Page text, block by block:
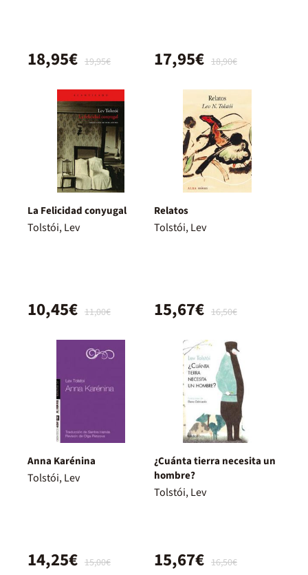
19,95€
18,95€ 18,90€
17,95€
La Felicidad conyugal
Tolstói, Lev
11,00€
10,45€
Relatos
Tolstói, Lev
16,50€
15,67€
Anna Karénina
Tolstói, Lev
15,00€
14,25€
¿Cuánta tierra necesita un
hombre?
Tolstói, Lev
16,50€
15,67€